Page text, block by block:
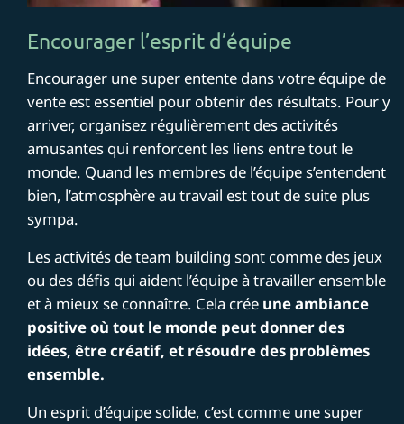
Encourager l’esprit d’équipe
Encourager une super entente dans votre équipe de
vente est essentiel pour obtenir des résultats. Pour y
arriver, organisez régulièrement des activités
amusantes qui renforcent les liens entre tout le
monde. Quand les membres de l’équipe s’entendent
bien, l’atmosphère au travail est tout de suite plus
sympa.
Les activités de team building sont comme des jeux
ou des défis qui aident l’équipe à travailler ensemble
et à mieux se connaître. Cela crée une ambiance
positive où tout le monde peut donner des
idées, être créatif, et résoudre des problèmes
ensemble.
Un esprit d’équipe solide, c’est comme une super